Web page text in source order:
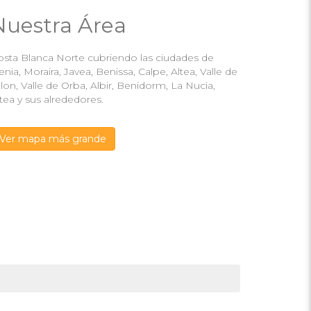
Área
Blanca Norte cubriendo las ciudades de
Moraira, Javea, Benissa, Calpe, Altea, Valle de
Valle de Orba, Albir, Benidorm, La Nucia,
y sus alrededores.
Ver mapa más grande